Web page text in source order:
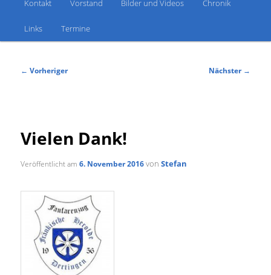
Kontakt Vorstand Bilder und Videos Chronik
Links Termine
Beitragsnavigation
← Vorheriger Nächster →
Vielen Dank!
Veröffentlicht am6. November 2016vonStefan